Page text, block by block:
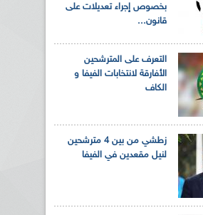
بخصوص إجراء تعديلات على
قانون...
التعرف على المترشحين
الأفارقة لانتخابات الفيفا و
الكاف
زطشي من بين 4 مترشحين
لنيل مقعدين في الفيفا